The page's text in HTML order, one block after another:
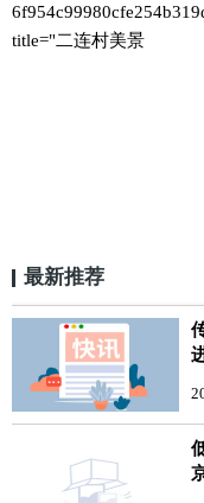
title="二连村美景
最新推荐